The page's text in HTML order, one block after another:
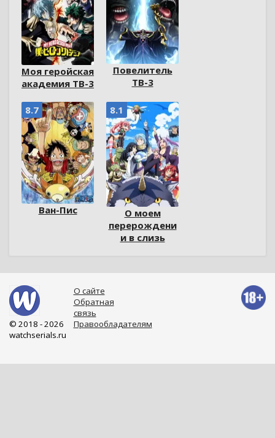
Моя геройская
академия ТВ-3
Повелитель
ТВ-3
8.7
Ван-Пис
8.1
О моем
перерождени
и в слизь
© 2018 - 2026
watchserials.ru
О сайте
Обратная
связь
Правообладателям